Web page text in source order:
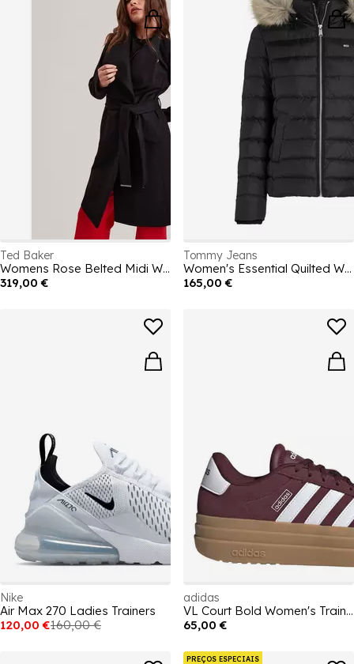
Dia dos Namorados para ela.
Ted Baker
Womens Rose Belted Midi Wool Long Sleeve Coat
319,00 €
Tommy Jeans
Women's Essential Quilted Wind Resistant Faux Fur Hood RDS Down Short Puffer Jacket
165,00 €
Nike
Air Max 270 Ladies Trainers
120,00 €160,00 €
adidas
VL Court Bold Women's Trainers
65,00 €
PREÇOS ESPECIAIS